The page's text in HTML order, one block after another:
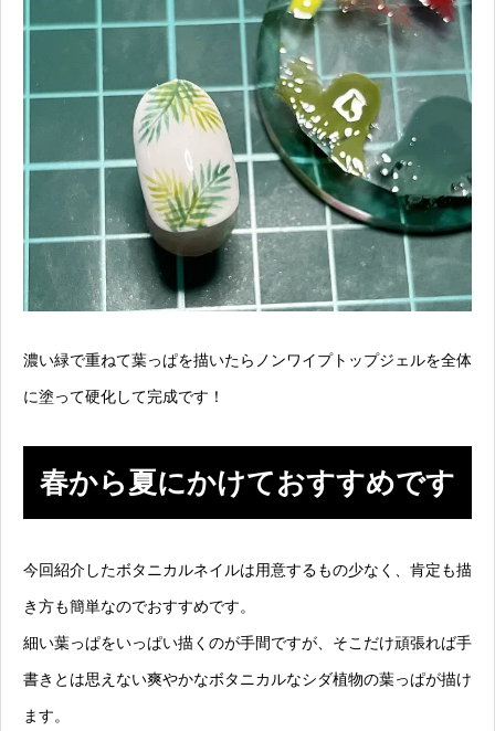
濃い緑で重ねて葉っぱを描いたらノンワイプトップジェルを全体
に塗って硬化して完成です！
春から夏にかけておすすめです
今回紹介したボタニカルネイルは用意するもの少なく、肯定も描
き方も簡単なのでおすすめです。
細い葉っぱをいっぱい描くのが手間ですが、そこだけ頑張れば手
書きとは思えない爽やかなボタニカルなシダ植物の葉っぱが描け
ます。